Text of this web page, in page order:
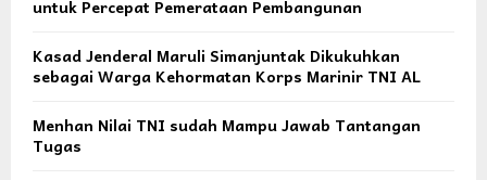
untuk Percepat Pemerataan Pembangunan
Kasad Jenderal Maruli Simanjuntak Dikukuhkan
sebagai Warga Kehormatan Korps Marinir TNI AL
Menhan Nilai TNI sudah Mampu Jawab Tantangan
Tugas